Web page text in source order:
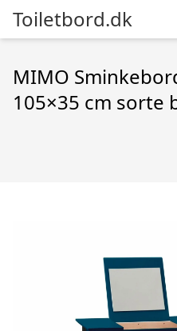
Toiletbord.dk
MIMO
105×35 cm sorte